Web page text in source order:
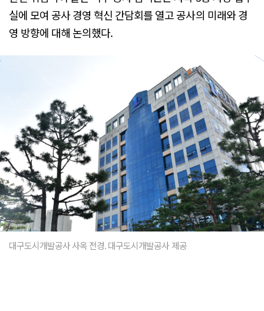
실에 모여 공사 경영 혁신 간담회를 열고 공사의 미래와 경
영 방향에 대해 논의했다.
대구도시개발공사 사옥 전경. 대구도시개발공사 제공